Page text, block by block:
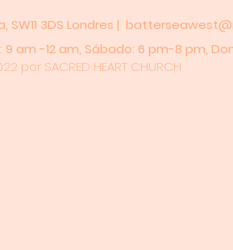
3DS Londres |
am -12 am,​​ Sábado: 6 pm-8 pm,​
por SACRED HEART CHURCH